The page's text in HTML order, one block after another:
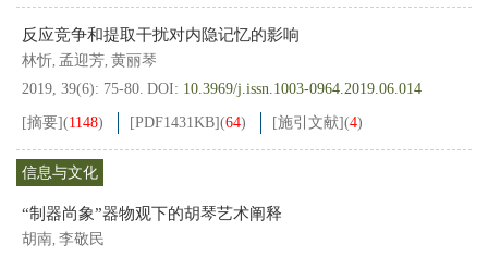
反应竞争和提取干扰对内隐记忆的影响
林忻, 孟迎芳, 黄丽琴
2019, 39(6): 75-80. DOI: 10.3969/j.issn.1003-0964.2019.06.014
[摘要](1148) [PDF1431KB](64) [施引文献](4)
信息与文化
“制器尚象”器物观下的胡琴艺术阐释
胡南, 李敬民